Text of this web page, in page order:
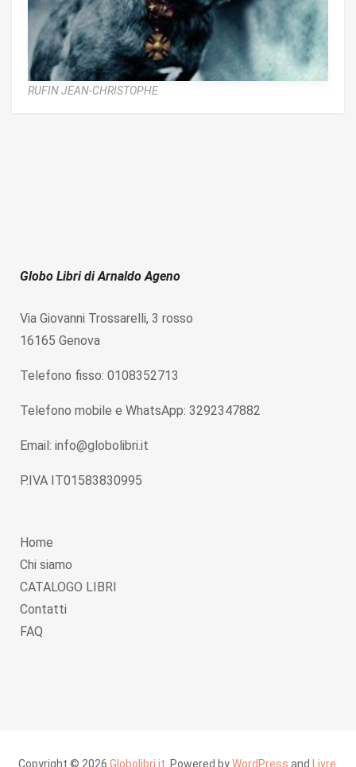
RUFIN JEAN-CHRISTOPHE
Globo Libri di Arnaldo Ageno
Via Giovanni Trossarelli, 3 rosso
16165 Genova
Telefono fisso: 0108352713
Telefono mobile e WhatsApp: 3292347882
Email: info@globolibri.it
P.IVA IT01583830995
Home
Chi siamo
CATALOGO LIBRI
Contatti
FAQ
Copyright © 2026 Globolibri.it . Powered byWordPress and Livre